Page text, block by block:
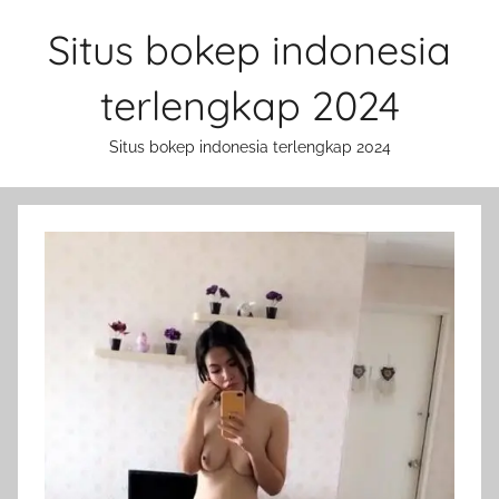
Situs bokep indonesia
terlengkap 2024
Situs bokep indonesia terlengkap 2024